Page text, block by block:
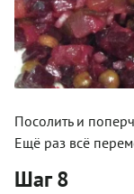
Посолить и
Ещё раз всё
Шаг 8